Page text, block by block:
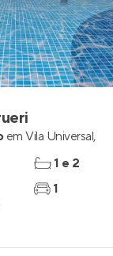
em Vila Universal,
1 e 2
1